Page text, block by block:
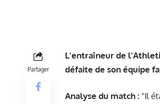
Partager
L'entraîneur de
défaite de son équipe
Analyse du match : "Il